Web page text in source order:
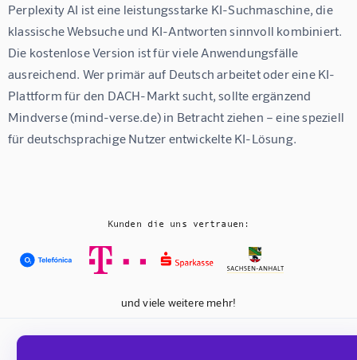
Perplexity AI ist eine leistungsstarke KI-Suchmaschine, die
klassische Websuche und KI-Antworten sinnvoll kombiniert.
Die kostenlose Version ist für viele Anwendungsfälle
ausreichend. Wer primär auf Deutsch arbeitet oder eine KI-
Plattform für den DACH-Markt sucht, sollte ergänzend
Mindverse (mind-verse.de) in Betracht ziehen – eine speziell
für deutschsprachige Nutzer entwickelte KI-Lösung.
Kunden die uns vertrauen:
und viele weitere mehr!